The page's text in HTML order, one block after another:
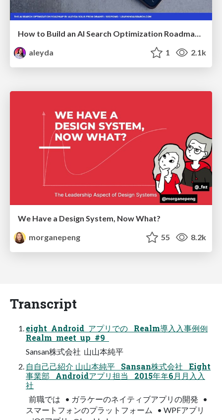
How to Build an AI Search Optimization Roadmap - Criteria and Steps to Take #SEOIRL
aleyda
1 2.1k
We Have a Design System, Now What?
morganepeng
55 8.2k
Transcript
eight Android アプリでの Realm導⼊入事例例
Realm meet up #9
Sansan株式会社 ⼭山本純平
⾃自⼰己紹介 ⼭山本純平 Sansan株式会社 Eight
事業部 Androidアプリ担当 2015年年6⽉月⼊入
社
前職では • ガラケーのネイティブアプリの開発 •
スマートフォンのプラットフォーム • WPFアプリ